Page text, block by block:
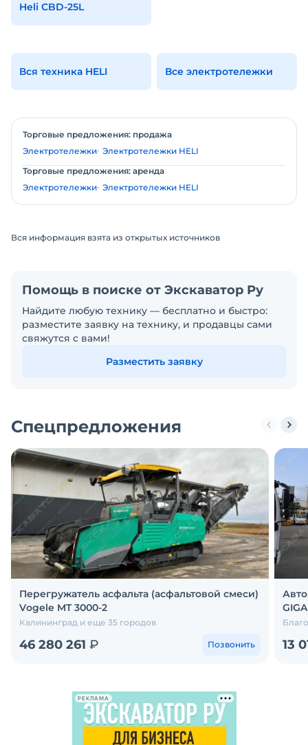
Heli CBD-25L
Вся техника HELI Все электротележки
Торговые предложения: продажа
Электротележки Электротележки HELI
Торговые предложения: аренда
Электротележки Электротележки HELI
Вся информация взята из открытых источников
Помощь в поиске от Экскаватор Ру
Найдите любую технику — бесплатно и быстро:
разместите заявку на технику, и продавцы сами
свяжутся с вами!
Разместить заявку
Спецпредложения
Перегружатель асфальта (асфальтовой смеси)
Vоgele MT 3000-2
Калининград и еще 35 городов
46 280 261 ₽ Позвонить 13
РЕКЛАМА